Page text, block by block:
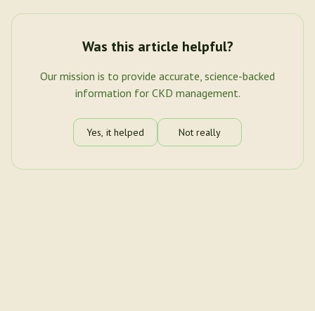
Was this article helpful?
Our mission is to provide accurate, science-backed
information for CKD management.
Yes, it helped Not really